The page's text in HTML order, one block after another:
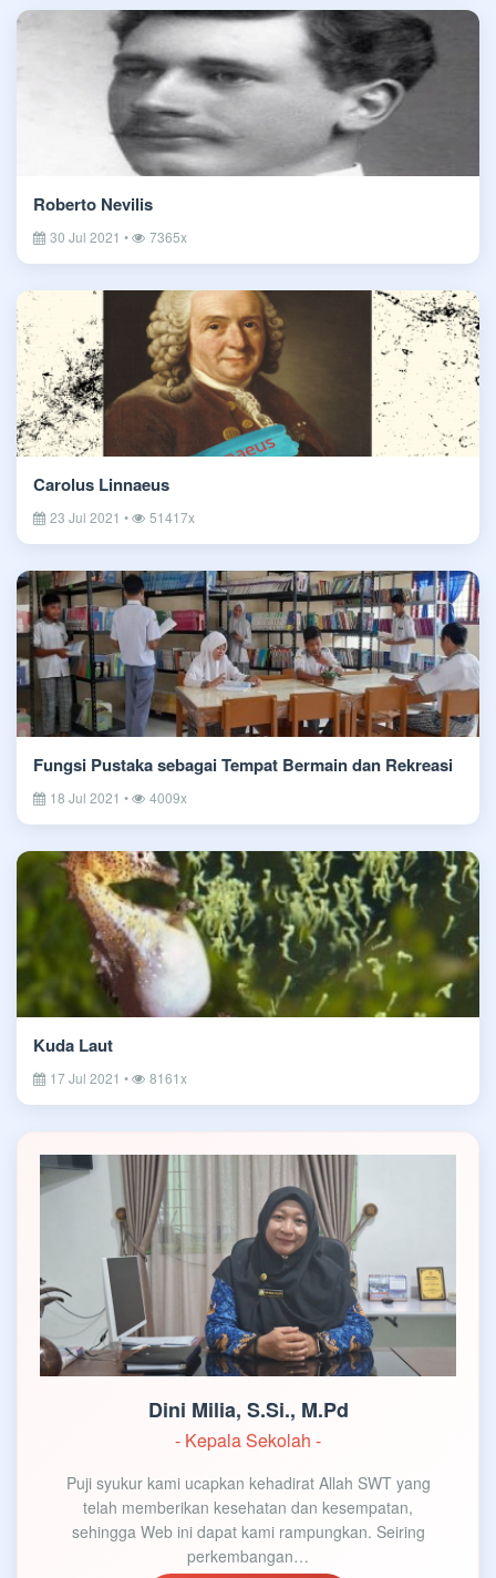
Roberto Nevilis
30 Jul 2021 • 7365x
Carolus Linnaeus
23 Jul 2021 • 51417x
Fungsi Pustaka sebagai Tempat Bermain dan Rekreasi
18 Jul 2021 • 4009x
Kuda Laut
17 Jul 2021 • 8161x
Dini Milia, S.Si., M.Pd
- Kepala Sekolah -
Puji syukur kami ucapkan kehadirat Allah SWT yang
telah memberikan kesehatan dan kesempatan,
sehingga Web ini dapat kami rampungkan. Seiring
perkembangan…